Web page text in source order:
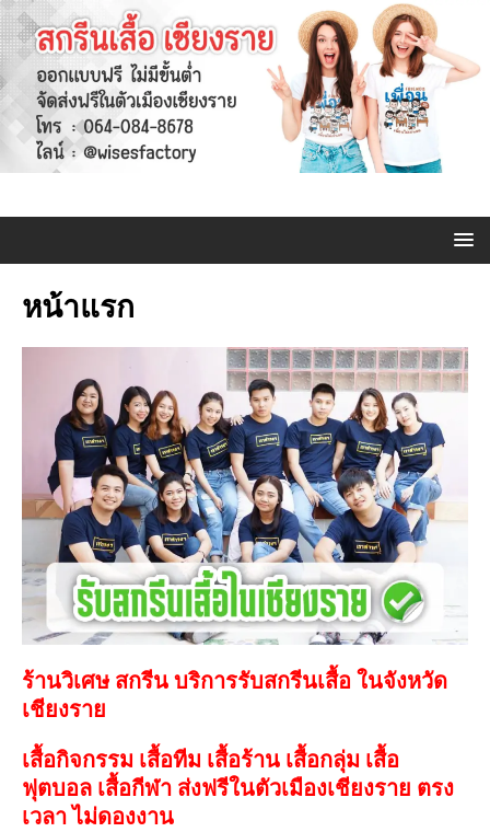
หน้าแรก
ร้านวิเศษ สกรีน บริการรับสกรีนเสื้อ ในจังหวัด
เชียงราย
เสื้อกิจกรรม เสื้อทีม เสื้อร้าน เสื้อกลุ่ม เสื้อ
ฟุตบอล เสื้อกีฬา ส่งฟรีในตัวเมืองเชียงราย ตรง
เวลา ไม่ดองงาน